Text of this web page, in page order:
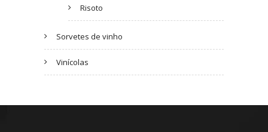
Risoto
Sorvetes de vinho
Vinícolas